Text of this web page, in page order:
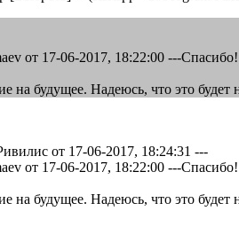
от 17-06-2017, 18:22:00 ---
на будущее. Надеюсь, что это будет
от 17-06-2017, 18:24:31 ---
от 17-06-2017, 18:22:00 ---
на будущее. Надеюсь, что это будет